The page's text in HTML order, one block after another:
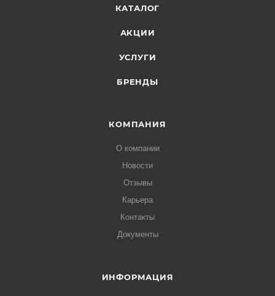
КАТАЛОГ
АКЦИИ
УСЛУГИ
БРЕНДЫ
КОМПАНИЯ
О компании
Новости
Отзывы
Карьера
Контакты
Документы
ИНФОРМАЦИЯ